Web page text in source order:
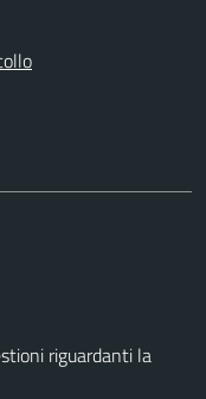
riguardanti la